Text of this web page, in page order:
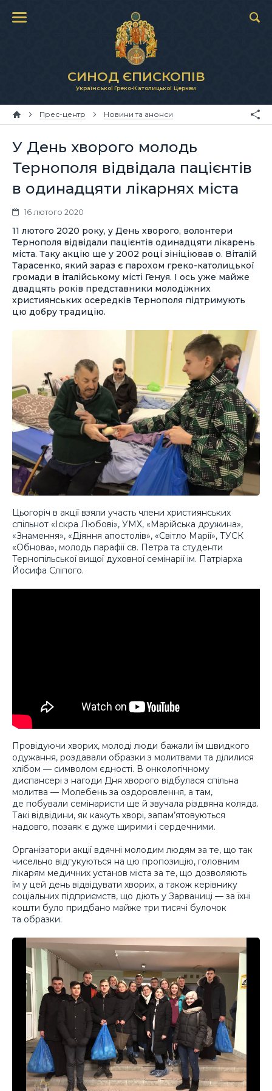
СИНОД ЄПИСКОПІВ
Української Греко-Католицької Церкви
Прес-центр Новини та анонси
У День хворого молодь
Тернополя відвідала пацієнтів
в одинадцяти лікарнях міста
16 лютого 2020
11 лютого 2020 року, у День хворого, волонтери
Тернополя відвідали пацієнтів одинадцяти лікарень
міста. Таку акцію ще у 2002 році зініціював о. Віталій
Тарасенко, який зараз є парохом греко-католицької
громади в італійському місті Генуя. І ось уже майже
двадцять років представники молодіжних
християнських осередків Тернополя підтримують
цю добру традицію.
Цьогоріч в акції взяли участь члени християнських
спільнот «Іскра Любові», УМХ, «Марійська дружина»,
«Знамення», «Діяння апостолів», «Світло Марії», ТУСК
«Обнова», молодь парафії св. Петра та студенти
Тернопільської вищої духовної семінарії ім. Патріарха
Йосифа Сліпого.
Провідуючи хворих, молоді люди бажали їм швидкого
одужання, роздавали образки з молитвами та ділилися
хлібом — символом єдності. В онкологічному
диспансері з нагоди Дня хворого відбулася спільна
молитва — Молебень за оздоровлення, а там,
де побували семінаристи ще й звучала різдвяна коляда.
Такі відвідини, як кажуть хворі, запам’ятовуються
надовго, позаяк є дуже щирими і сердечними.
Організатори акції вдячні молодим людям за те, що так
чисельно відгукуються на цю пропозицію, головним
лікарям медичних установ міста за те, що дозволяють
їм у цей день відвідувати хворих, а також керівнику
соціальних підприємств, що діють у Зарваниці — за їхні
кошти було придбано майже три тисячі булочок
та образки.